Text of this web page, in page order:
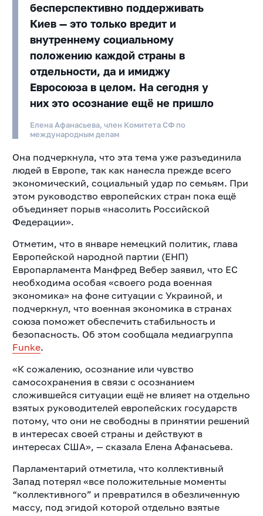
бесперспективно поддерживать
Киев — это только вредит и
внутреннему социальному
положению каждой страны в
отдельности, да и имиджу
Евросоюза в целом. На сегодня у
них это осознание ещё не пришло
Елена Афанасьева, член Комитета СФ по
международным делам
Она подчеркнула, что эта тема уже разъединила
людей в Европе, так как нанесла прежде всего
экономический, социальный удар по семьям. При
этом руководство европейских стран пока ещё
объединяет порыв «насолить Российской
Федерации».
Отметим, что в январе немецкий политик, глава
Европейской народной партии (ЕНП)
Европарламента Манфред Вебер заявил, что ЕС
необходима особая «своего рода военная
экономика» на фоне ситуации с Украиной, и
подчеркнул, что военная экономика в странах
союза поможет обеспечить стабильность и
безопасность. Об этом сообщала медиагруппа
Funke.
«К сожалению, осознание или чувство
самосохранения в связи с осознанием
сложившейся ситуации ещё не влияет на отдельно
взятых руководителей европейских государств
потому, что они не свободны в принятии решений
в интересах своей страны и действуют в
интересах США», — сказала Елена Афанасьева.
Парламентарий отметила, что коллективный
Запад потерял «все положительные моменты
“коллективного” и превратился в обезличенную
массу, под эгидой которой отдельно взятые